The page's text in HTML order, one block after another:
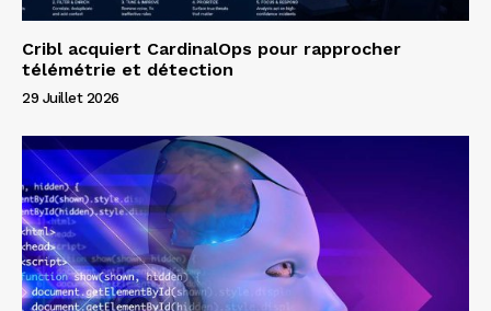
Cribl acquiert CardinalOps pour rapprocher
télémétrie et détection
29 Juillet 2026